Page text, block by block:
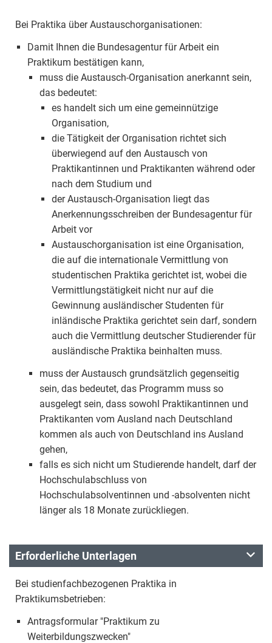
Bei Praktika über Austauschorganisationen:
Damit Ihnen die Bundesagentur für Arbeit ein
Praktikum bestätigen kann,
muss die Austausch-Organisation anerkannt sein,
das bedeutet:
es handelt sich um eine gemeinnützige
Organisation,
die Tätigkeit der Organisation richtet sich
überwiegend auf den Austausch von
Praktikantinnen und Praktikanten während oder
nach dem Studium und
der Austausch-Organisation liegt das
Anerkennungsschreiben der Bundesagentur für
Arbeit vor
Austauschorganisation ist eine Organisation,
die auf die internationale Vermittlung von
studentischen Praktika gerichtet ist, wobei die
Vermittlungstätigkeit nicht nur auf die
Gewinnung ausländischer Studenten für
inländische Praktika gerichtet sein darf, sondern
auch die Vermittlung deutscher Studierender für
ausländische Praktika beinhalten muss.
muss der Austausch grundsätzlich gegenseitig
sein, das bedeutet, das Programm muss so
ausgelegt sein, dass sowohl Praktikantinnen und
Praktikanten vom Ausland nach Deutschland
kommen als auch von Deutschland ins Ausland
gehen,
falls es sich nicht um Studierende handelt, darf der
Hochschulabschluss von
Hochschulabsolventinnen und -absolventen nicht
länger als 18 Monate zurückliegen.
Erforderliche Unterlagen
Bei studienfachbezogenen Praktika in
Praktikumsbetrieben:
Antragsformular "Praktikum zu
Weiterbildungszwecken"